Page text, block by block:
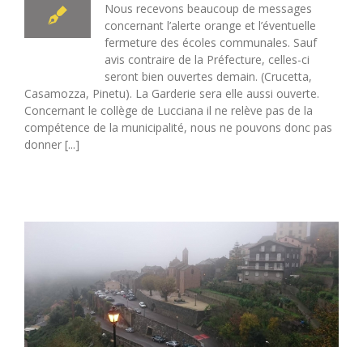
Nous recevons beaucoup de messages
concernant l’alerte orange et l’éventuelle
fermeture des écoles communales. Sauf
avis contraire de la Préfecture, celles-ci
seront bien ouvertes demain. (Crucetta,
Casamozza, Pinetu). La Garderie sera elle aussi ouverte.
Concernant le collège de Lucciana il ne relève pas de la
compétence de la municipalité, nous ne pouvons donc pas
donner [...]